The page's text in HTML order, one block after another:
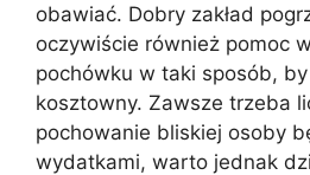
obawiać. Dobry zakład
oczywiście również pomoc
pochówku w taki sposób,
kosztowny. Zawsze trzeba
pochowanie bliskiej osoby
wydatkami, warto jednak